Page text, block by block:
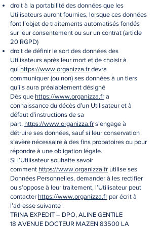
droit à la portabilité des données que les
Utilisateurs auront fournies, lorsque ces données
font l’objet de traitements automatisés fondés
sur leur consentement ou sur un contrat (article
20 RGPD)
droit de définir le sort des données des
Utilisateurs après leur mort et de choisir à
qui https://www.organizza.fr devra
communiquer (ou non) ses données à un tiers
qu’ils aura préalablement désigné
Dès que https://www.organizza.fr a
connaissance du décès d’un Utilisateur et à
défaut d’instructions de sa
part, https://www.organizza.fr s’engage à
détruire ses données, sauf si leur conservation
s’avère nécessaire à des fins probatoires ou pour
répondre à une obligation légale.
Si l’Utilisateur souhaite savoir
comment https://www.organizza.fr utilise ses
Données Personnelles, demander à les rectifier
ou s’oppose à leur traitement, l’Utilisateur peut
contacter https://www.organizza.fr par écrit à
l’adresse suivante :
TRINA EXPEDIT – DPO, ALINE GENTILE
18 AVENUE DOCTEUR MAZEN 83500 LA